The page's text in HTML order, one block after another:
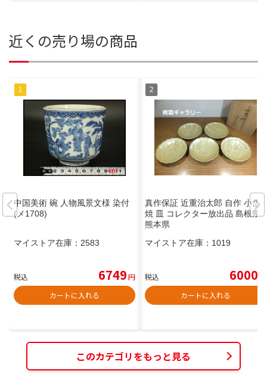
近くの売り場の商品
中国美術 碗 人物風景文様 染付
(メ1708)
マイストア在庫： 2583
税込 6749円
カートに入れる
真作保証 近重治太郎 自作 小岱
焼 皿 コレクター放出品 島根県
熊本県
マイストア在庫： 1019
税込 6000
カートに入れる
このカテゴリをもっと見る